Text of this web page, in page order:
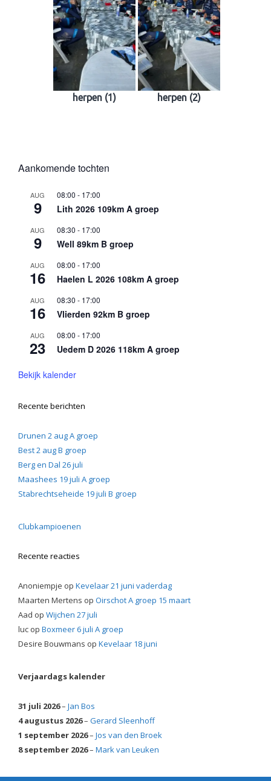
herpen (1) herpen (2)
Aankomende tochten
AUG
9
08:00 - 17:00
Lith 2026 109km A groep
AUG
9
08:30 - 17:00
Well 89km B groep
AUG
16
08:00 - 17:00
Haelen L 2026 108km A groep
AUG
16
08:30 - 17:00
Vlierden 92km B groep
AUG
23
08:00 - 17:00
Uedem D 2026 118km A groep
Bekijk kalender
Recente berichten
Drunen 2 aug A groep
Best 2 aug B groep
Berg en Dal 26 juli
Maashees 19 juli A groep
Stabrechtseheide 19 juli B groep
Clubkampioenen
Recente reacties
Anoniempje op Kevelaar 21 juni vaderdag
Maarten Mertens op Oirschot A groep 15 maart
Aad op Wijchen 27 juli
luc op Boxmeer 6 juli A groep
Desire Bouwmans op Kevelaar 18 juni
Verjaardags kalender
31 juli 2026– Jan Bos
4 augustus 2026– Gerard Sleenhoff
1 september 2026– Jos van den Broek
8 september 2026– Mark van Leuken